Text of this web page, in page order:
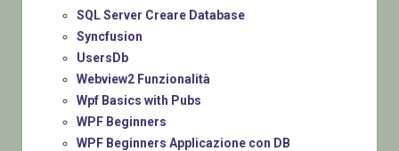
SQL Server Creare Database
Syncfusion
UsersDb
Webview2 Funzionalità
Wpf Basics with Pubs
WPF Beginners
WPF Beginners Applicazione con DB